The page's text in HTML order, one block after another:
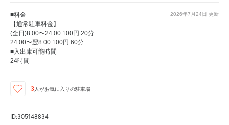
2026年7月24日 更新
■料金
【通常駐車料金】
(全日)8:00〜24:00 100円 20分
24:00〜翌8:00 100円 60分
■入出庫可能時間
24時間
3 人がお気に入りの駐車場
ID:305148834